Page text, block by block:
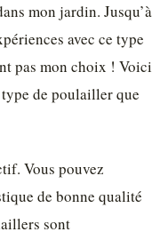
mon jardin. Jusqu’à
avec ce type
pas mon choix ! Voici
de poulailler que
Vous pouvez
de bonne qualité
sont